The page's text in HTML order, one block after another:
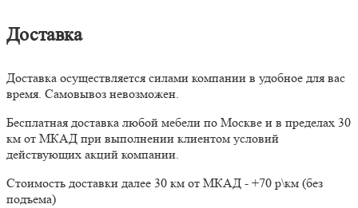
Доставка
Доставка осуществляется силами компании в удобное для вас
время. Самовывоз невозможен.
Бесплатная доставка любой мебели по Москве и в пределах 30
км от МКАД при выполнении клиентом условий
действующих акций компании.
Стоимость доставки далее 30 км от МКАД - +70 р\км (без
подъема)